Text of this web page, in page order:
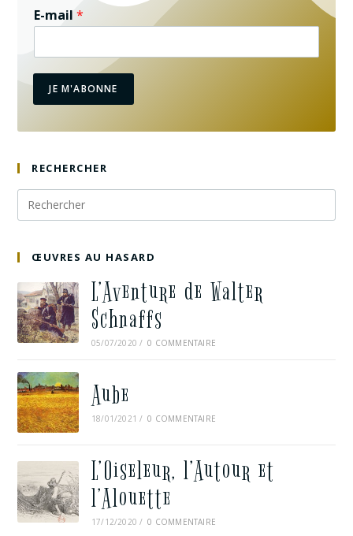
E-mail*
JE M'ABONNE
RECHERCHER
ŒUVRES AU HASARD
L’Aventure de Walter
Schnaffs
05/07/2020 / 0 COMMENTAIRE
Aube
18/01/2021 / 0 COMMENTAIRE
L’Oiseleur, l’Autour et
l’Alouette
17/12/2020 / 0 COMMENTAIRE